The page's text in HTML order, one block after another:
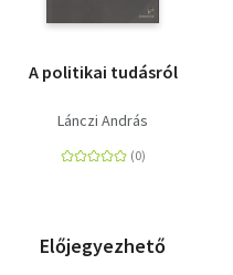
A politikai tudásról
Lánczi András
Előjegyezhető